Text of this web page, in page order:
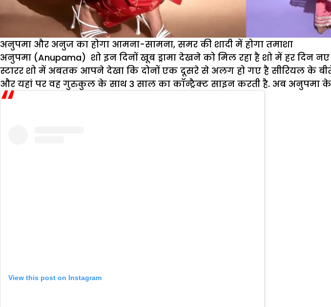
अनुपमा और अनुज का होगा आमना-सामना, समर की शादी में होगा तमाशा
अनुपमा (Anupama) शो इन दिनों खूब ड्रामा देखने को मिल रहा है शो में हर दिन
स्टारर शो में अबतक आपने देखा कि दोनों एक दूसरे से अलग हो गए है सीरियल के
और यहां पर वह गुरुकुल के साथ 3 साल का कॉन्ट्रैक्ट साइन करती है. अब अनुपमा
View this post on Instagram